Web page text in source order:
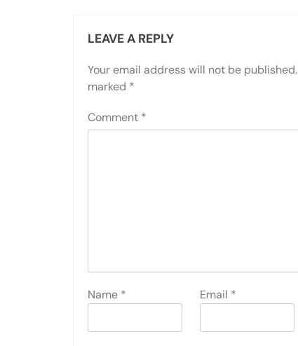
LEAVE A REPLY
Your email address will not be published.
marked *
Comment *
Name * Email *